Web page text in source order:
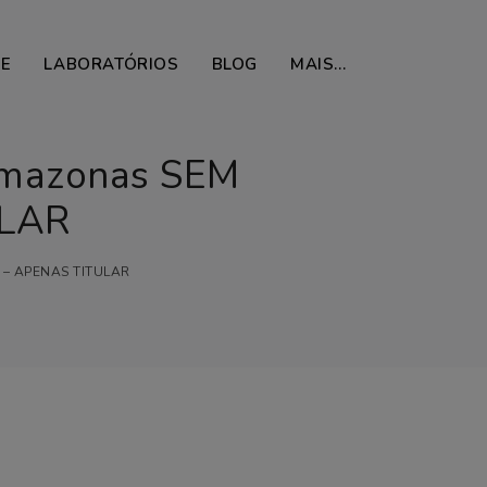
LABORATÓRIOS BLOG MAIS…
SEM
TITULAR